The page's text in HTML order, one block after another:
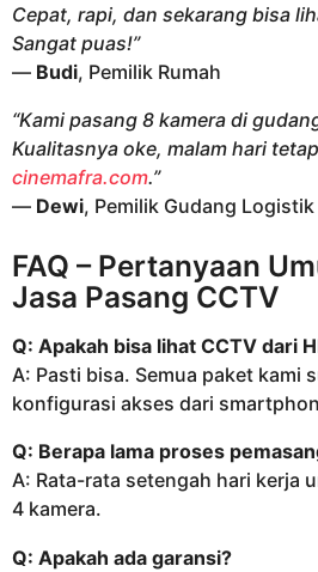
Cepat, rapi, dan sekarang bisa
Sangat puas!”
— Budi, Pemilik Rumah
“Kami pasang 8 kamera di
Kualitasnya oke, malam hari
cinemafra.com.”
— Dewi, Pemilik Gudang Logistik
FAQ – Pertanyaan
Jasa Pasang CCTV
Q: Apakah bisa lihat CCTV dari
A: Pasti bisa. Semua paket kami
konfigurasi akses dari
Q: Berapa lama proses
A: Rata-rata setengah hari kerja
4 kamera.
Q: Apakah ada garansi?